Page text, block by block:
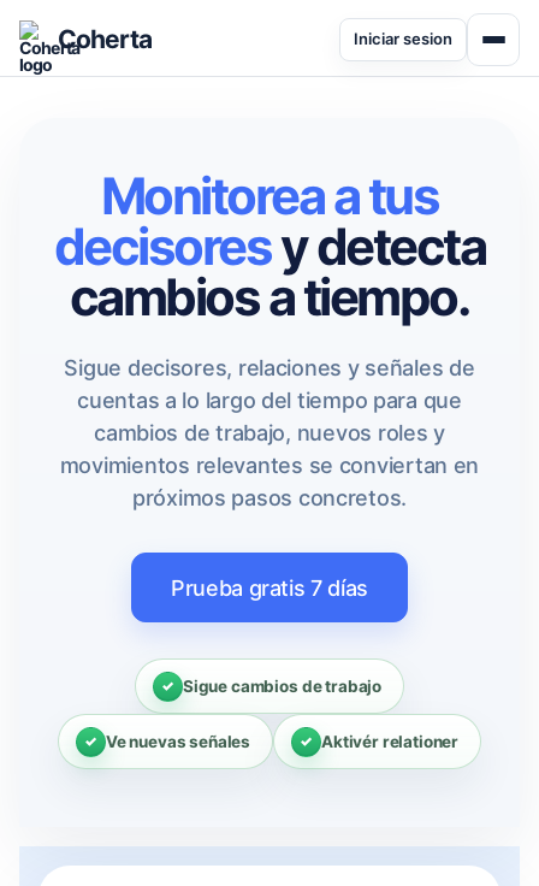
Coherta Iniciar sesion
Monitorea a tus
decisoresy detecta
cambios a tiempo.
Sigue decisores, relaciones y señales de
cuentas a lo largo del tiempo para que
cambios de trabajo, nuevos roles y
movimientos relevantes se conviertan en
próximos pasos concretos.
Prueba gratis 7 días
Sigue cambios de trabajo
Ve nuevas señales Aktivér relationer